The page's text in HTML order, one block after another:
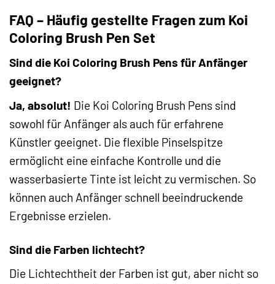
FAQ – Häufig gestellte Fragen zum Koi
Coloring Brush Pen Set
Sind die Koi Coloring Brush Pens für Anfänger
geeignet?
Ja, absolut! Die Koi Coloring Brush Pens sind
sowohl für Anfänger als auch für erfahrene
Künstler geeignet. Die flexible Pinselspitze
ermöglicht eine einfache Kontrolle und die
wasserbasierte Tinte ist leicht zu vermischen. So
können auch Anfänger schnell beeindruckende
Ergebnisse erzielen.
Sind die Farben lichtecht?
Die Lichtechtheit der Farben ist gut, aber nicht so